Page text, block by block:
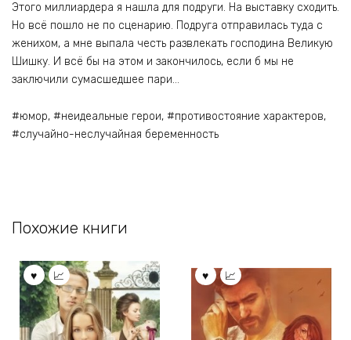
Этого миллиардера я нашла для подруги. На выставку сходить.
Но всё пошло не по сценарию. Подруга отправилась туда с
женихом, а мне выпала честь развлекать господина Великую
Шишку. И всё бы на этом и закончилось, если б мы не
заключили сумасшедшее пари…
#юмор, #неидеальные герои, #противостояние характеров,
#случайно-неслучайная беременность
Похожие книги